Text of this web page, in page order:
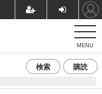
MENU
検索 購読